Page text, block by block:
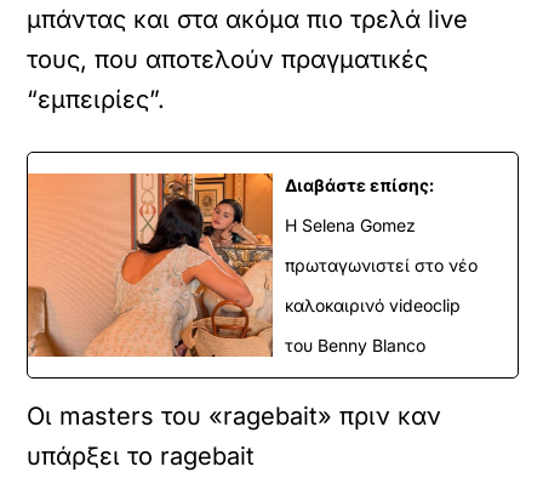
μπάντας και στα ακόμα πιο τρελά live
τους, που αποτελούν πραγματικές
“εμπειρίες”.
Διαβάστε επίσης:
Η Selena Gomez
πρωταγωνιστεί στο νέο
καλοκαιρινό videoclip
του Benny Blanco
Οι masters του «ragebait» πριν καν
υπάρξει το ragebait